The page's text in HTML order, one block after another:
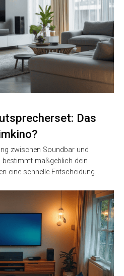
Das
zwischen Soundbar und
bestimmt maßgeblich dein
eine schnelle Entscheidung…